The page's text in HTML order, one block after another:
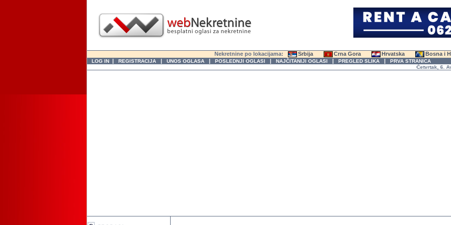
Nekretnine po lokacijama: Srbija Crna Gora Hrvatska Bosna i
LOG IN | REGISTRACIJA | UNOS OGLASA | POSLEDNJI OGLASI | NAJČITANIJI OGLASI | PREGLED SLIKA | PRVA STRANICA
Četvrtak, 6.